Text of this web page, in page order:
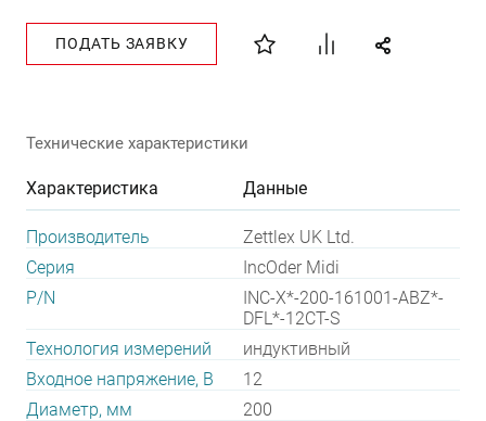
ПОДАТЬ ЗАЯВКУ
Технические характеристики
Характеристика Данные
Производитель
Zettlex UK Ltd.
Серия
IncOder Midi
P/N
INC-X*-200-161001-ABZ*-
DFL*-12CT-S
Технология измерений
индуктивный
Входное напряжение, В
12
Диаметр, мм
200